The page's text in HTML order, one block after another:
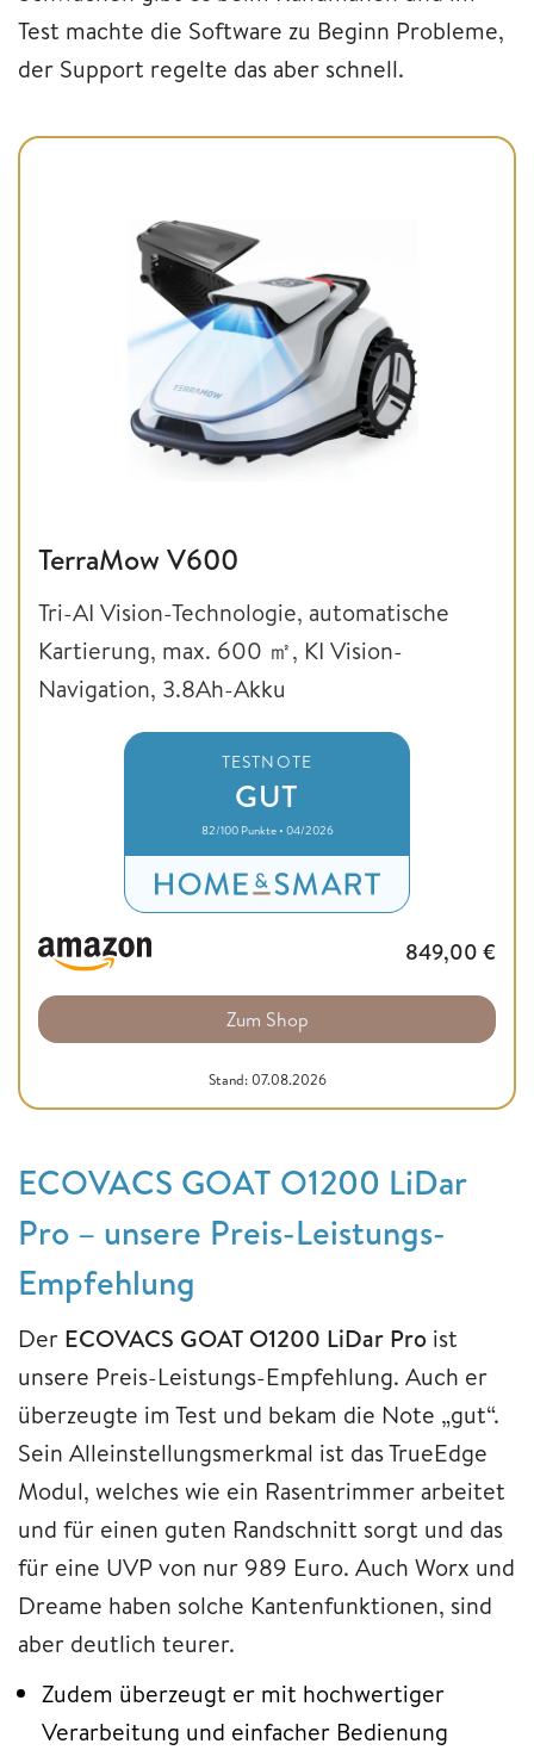
Test machte die Software zu Beginn Probleme,
der Support regelte das aber schnell.
TerraMow V600
Tri-AI Vision-Technologie, automatische
Kartierung, max. 600 ㎡, KI Vision-
Navigation, 3.8Ah-Akku
TESTNOTE
GUT
82/100 Punkte • 04/2026
849,00 €
Zum Shop
Stand: 07.08.2026
ECOVACS GOAT O1200 LiDar
Pro – unsere Preis-Leistungs-
Empfehlung
Der ECOVACS GOAT O1200 LiDar Pro ist
unsere Preis-Leistungs-Empfehlung. Auch er
überzeugte im Test und bekam die Note „gut“.
Sein Alleinstellungsmerkmal ist das TrueEdge
Modul, welches wie ein Rasentrimmer arbeitet
und für einen guten Randschnitt sorgt und das
für eine UVP von nur 989 Euro. Auch Worx und
Dreame haben solche Kantenfunktionen, sind
aber deutlich teurer.
Zudem überzeugt er mit hochwertiger
Verarbeitung und einfacher Bedienung